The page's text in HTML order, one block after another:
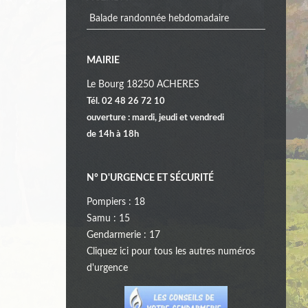
Balade randonnée hebdomadaire
MAIRIE
Le Bourg 18250 ACHERES
Tél. 02 48 26 72 10
ouverture : mardi, jeudi et vendredi
de 14h à 18h
N° D'URGENCE ET SÉCURITÉ
Pompiers : 18
Samu : 15
Gendarmerie : 17
Cliquez ici pour tous les autres numéros
d'urgence